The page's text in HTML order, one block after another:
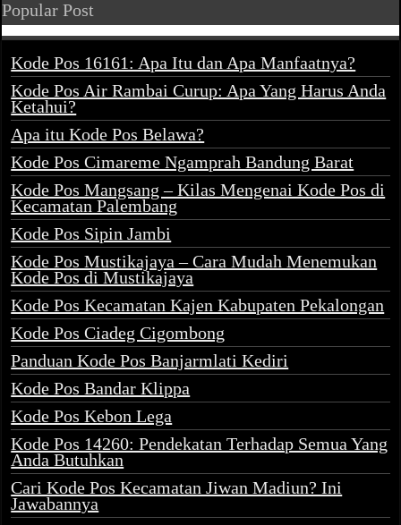
Popular Post
Kode Pos 16161: Apa Itu dan Apa Manfaatnya?
Kode Pos Air Rambai Curup: Apa Yang Harus Anda
Ketahui?
Apa itu Kode Pos Belawa?
Kode Pos Cimareme Ngamprah Bandung Barat
Kode Pos Mangsang – Kilas Mengenai Kode Pos di
Kecamatan Palembang
Kode Pos Sipin Jambi
Kode Pos Mustikajaya – Cara Mudah Menemukan
Kode Pos di Mustikajaya
Kode Pos Kecamatan Kajen Kabupaten Pekalongan
Kode Pos Ciadeg Cigombong
Panduan Kode Pos Banjarmlati Kediri
Kode Pos Bandar Klippa
Kode Pos Kebon Lega
Kode Pos 14260: Pendekatan Terhadap Semua Yang
Anda Butuhkan
Cari Kode Pos Kecamatan Jiwan Madiun? Ini
Jawabannya